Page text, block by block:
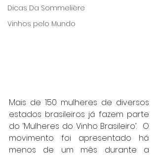
Dicas Da Sommelière
Vinhos pelo Mundo
Mais de 150 mulheres de diversos
estados brasileiros já fazem parte
do ‘Mulheres do Vinho Brasileiro’.  O
movimento foi apresentado há
menos de um mês durante a